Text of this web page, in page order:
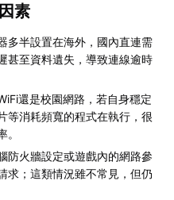
素
多半設置在海外，國內直連需
甚至資料遺失，導致連線逾時
還是校園網路，若自身穩定
等消耗頻寬的程式在執行，很
防火牆設定或遊戲內的網路參
求；這類情況雖不常見，但仍